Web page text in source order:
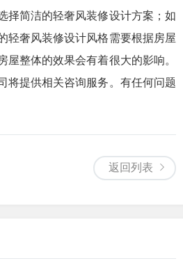
择简洁的轻奢风装修设计方案；如
轻奢风装修设计风格需要根据房屋
整体的效果会有着很大的影响。
将提供相关咨询服务。有任何问题
返回列表